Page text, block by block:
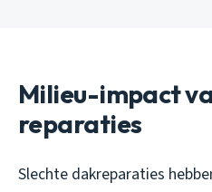
Milieu-impact
reparaties
Slechte dakreparaties